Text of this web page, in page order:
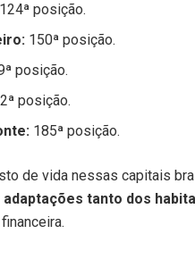
124ª posição.
150ª posição.
posição.
posição.
185ª posição.
de vida nessas capitais
adaptações tanto dos